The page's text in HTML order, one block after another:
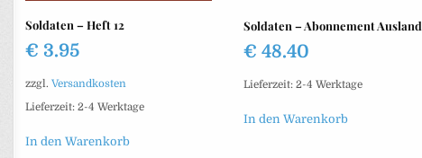
Soldaten – Heft 12
€ 3.95
zzgl.Versandkosten
Lieferzeit:2-4 Werktage
In den Warenkorb
Soldaten – Abonnement Ausland
€ 48.40
Lieferzeit:2-4 Werktage
In den Warenkorb